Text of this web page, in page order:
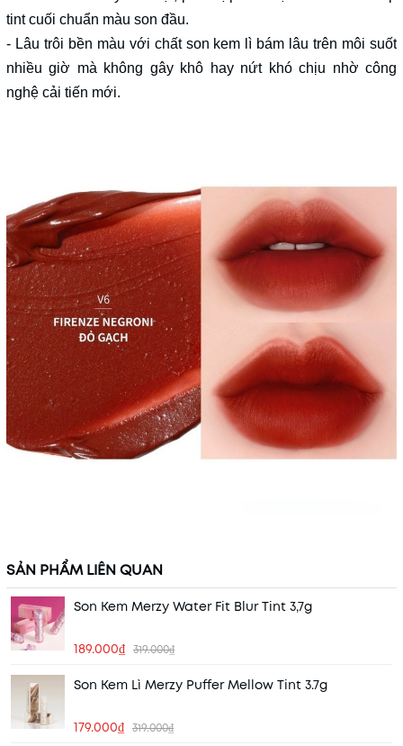
tint cuối chuẩn màu son đầu.
- Lâu trôi bền màu với chất son kem lì bám lâu trên môi suốt
nhiều giờ mà không gây khô hay nứt khó chịu nhờ công
nghệ cải tiến mới.
SẢN PHẨM LIÊN QUAN
Son Kem Merzy Water Fit Blur Tint 3,7g
189.000₫ 319.000₫
Son Kem Lì Merzy Puffer Mellow Tint 3.7g
179.000₫ 319.000₫